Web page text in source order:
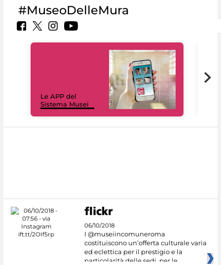
#MuseoDelleMura
Le APP del
Sistema Musei
06/10/2018
I @museiincomuneroma
costituiscono un’offerta culturale varia
ed eclettica per il prestigio e la
particolarità delle sedi, per le